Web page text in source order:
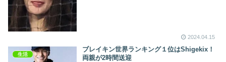
2024.04.15
生活
ブレイキン世界ランキング１位はShigekix！
両親が2時間送迎